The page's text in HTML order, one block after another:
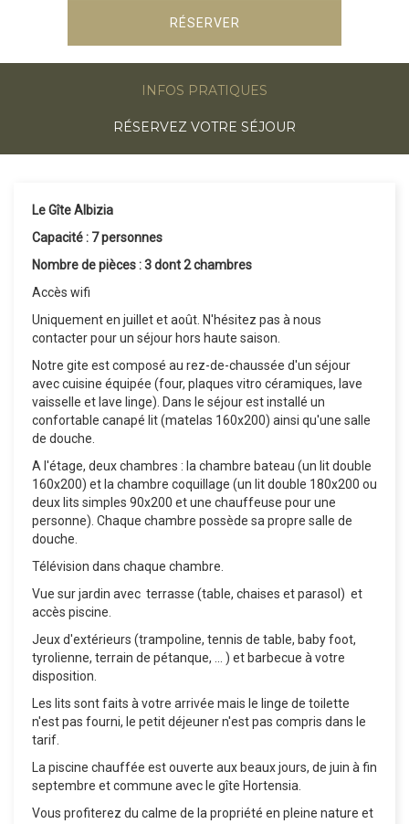
RÉSERVER
INFOS PRATIQUES
RÉSERVEZ VOTRE SÉJOUR
Le Gîte Albizia
Capacité : 7 personnes
Nombre de pièces : 3 dont 2 chambres
Accès wifi
Uniquement en juillet et août. N'hésitez pas à nous
contacter pour un séjour hors haute saison.
Notre gite est composé au rez-de-chaussée d'un séjour
avec cuisine équipée (four, plaques vitro céramiques, lave
vaisselle et lave linge). Dans le séjour est installé un
confortable canapé lit (matelas 160x200) ainsi qu'une salle
de douche.
A l'étage, deux chambres : la chambre bateau (un lit double
160x200) et la chambre coquillage (un lit double 180x200 ou
deux lits simples 90x200 et une chauffeuse pour une
personne). Chaque chambre possède sa propre salle de
douche.
Télévision dans chaque chambre.
Vue sur jardin avec terrasse (table, chaises et parasol) et
accès piscine.
Jeux d'extérieurs (trampoline, tennis de table, baby foot,
tyrolienne, terrain de pétanque, ... ) et barbecue à votre
disposition.
Les lits sont faits à votre arrivée mais le linge de toilette
n'est pas fourni, le petit déjeuner n'est pas compris dans le
tarif.
La piscine chauffée est ouverte aux beaux jours, de juin à fin
septembre et commune avec le gîte Hortensia.
Vous profiterez du calme de la propriété en pleine nature et